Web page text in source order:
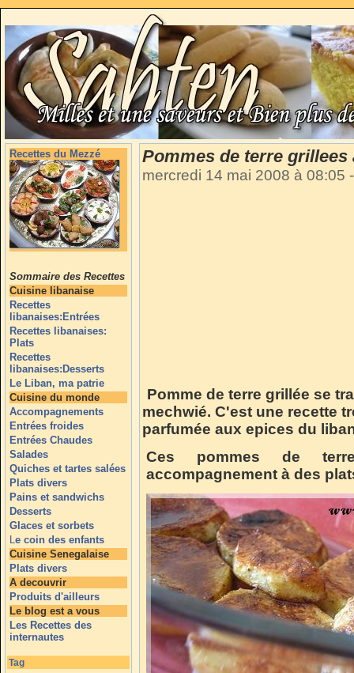
Recettes du Mezzé
Sommaire des Recettes
Cuisine libanaise
Recettes
libanaises:Entrées
Recettes libanaises:
Plats
Recettes
libanaises:Desserts
Le Liban, ma patrie
Cuisine du monde
Accompagnements
Entrées froides
Entrées Chaudes
Salades
Quiches et tartes salées
Plats divers
Pains et sandwichs
Desserts
Glaces et sorbets
Le coin des enfants
Cuisine Senegalaise
Plats divers
A decouvrir
Produits d'ailleurs
Le blog est a vous
Les Recettes des
internautes
Tag
Pommes de terre grillees
mercredi 14 mai 2008 à 08:05 -
Pomme de terre grillée se
mechwié. C'est une recette
parfumée aux epices du
Ces pommes de
accompagnement à des